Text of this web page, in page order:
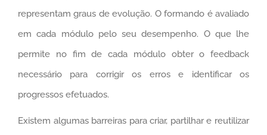
representam graus de evolução. O formando é avaliado
em cada módulo pelo seu desempenho. O que lhe
permite no fim de cada módulo obter o feedback
necessário para corrigir os erros e identificar os
progressos efetuados.
Existem algumas barreiras para criar, partilhar e reutilizar